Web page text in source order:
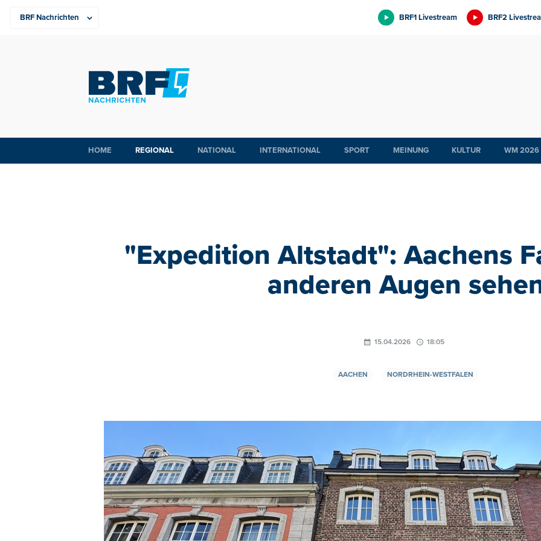
BRF1 Livestream BRF2
HOME REGIONAL NATIONAL INTERNATIONAL SPORT MEINUNG KULTUR WM 2026
"Expedition Altstadt": Aachens
anderen Augen
15.04.2026 18:05
AACHEN NORDRHEIN-WESTFALEN